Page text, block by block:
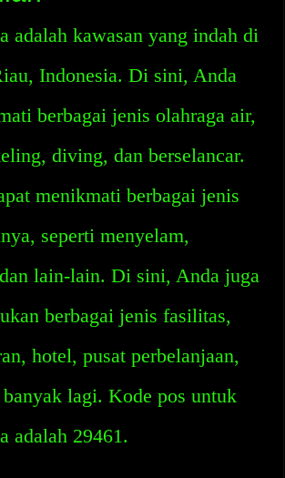
adalah kawasan yang indah di
Indonesia. Di sini, Anda
berbagai jenis olahraga air,
diving, dan berselancar.
menikmati berbagai jenis
seperti menyelam,
lain-lain. Di sini, Anda juga
berbagai jenis fasilitas,
hotel, pusat perbelanjaan,
lagi. Kode pos untuk
adalah 29461.